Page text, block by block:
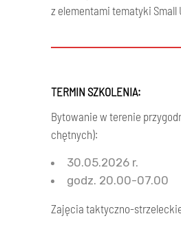
z elementami tematyki Small
TERMIN SZKOLENIA:
Bytowanie w terenie
chętnych):
30.05.2026 r.
godz. 20.00-07.00
Zajęcia taktyczno-